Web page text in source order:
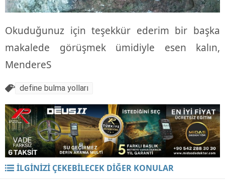
Okuduğunuz için teşekkür ederim bir başka
makalede görüşmek ümidiyle esen kalın,
MendereS
define bulma yolları
İLGİNİZİ ÇEKEBİLECEK DİĞER KONULAR